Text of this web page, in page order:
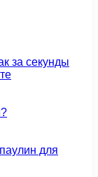
за секунды
для